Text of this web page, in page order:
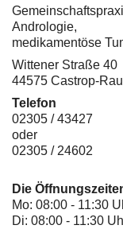
Andrologie,
medikamentöse
Wittener Straße 40
44575 Castrop-
Telefon
02305 / 43427
oder
02305 / 24602
Die
Mo: 08:00 - 11:30
Di: 08:00 - 11:30